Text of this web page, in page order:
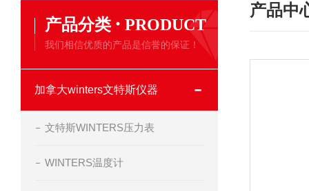
产品中
产品分类 · PRODUCT
我们相信优质的产品是信誉的保证！
加拿大winters文特斯仪器
文特斯WINTERS压力表
WINTERS温度计